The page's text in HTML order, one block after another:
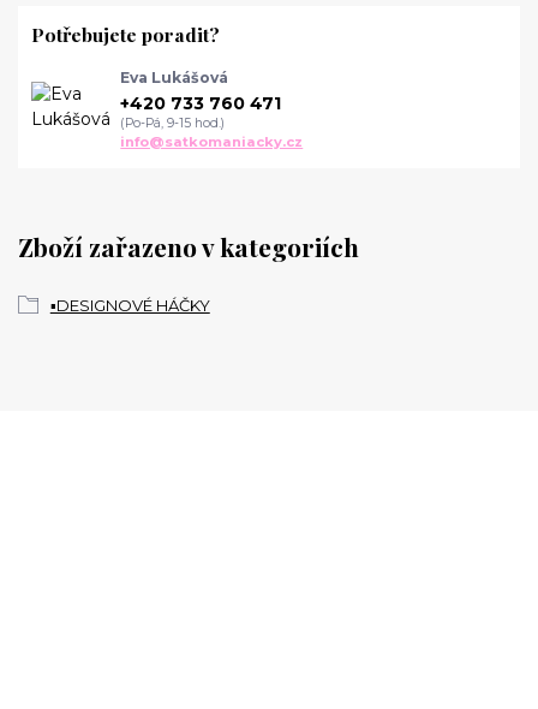
Zboží zařazeno v kategoriích
▪️DESIGNOVÉ HÁČKY
Potřebujete poradit?
Eva Lukášová
+420 733 760 471
(Po-Pá, 9-15 hod.)
info@satkomaniacky.cz